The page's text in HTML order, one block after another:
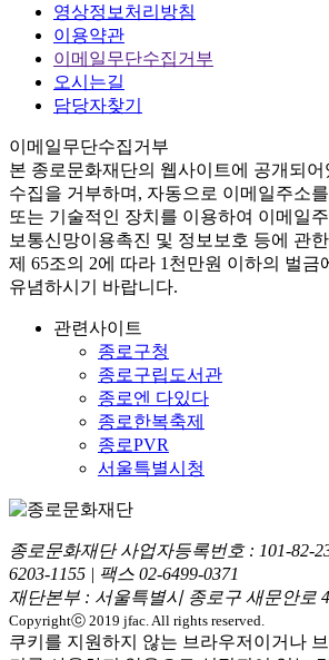
영상정보처리방침
이용약관
이메일무단수집거부
오시는길
담당자찾기
이메일무단수집거부
본 종로문화재단의 웹사이트에 공개되어
수집을 거부하며, 자동으로 이메일주소
또는 기술적인 장치를 이용하여 이메일
보통신망이용촉진 및 정보보호 등에 관
제 65조의 2에 따라 1천만원 이하의 벌금
유념하시기 바랍니다.
관련사이트
종로구청
종로구립도서관
종로엔 다있다
종로한복축제
종로PVR
서울특별시청
종로문화재단 사업자등록번호 : 101-82-
6203-1155 | 팩스 02-6499-0371
재단본부 : 서울특별시 종로구 새문안로
Copyrightⓒ 2019 jfac. All rights reserved.
쿠키를 지원하지 않는 브라우저이거나